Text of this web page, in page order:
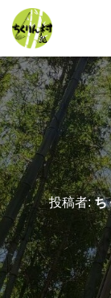
投稿者:ち